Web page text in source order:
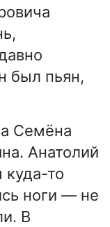
был пьян,
Семёна
Анатолий
то
ноги — не
В